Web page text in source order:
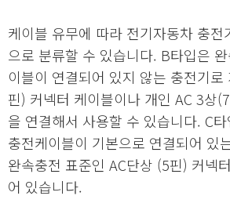
케이블 유무에 따라 전기자동차 충전
으로 분류할 수 있습니다. B타입은
이블이 연결되어 있지 않는 충전기로
핀) 커넥터 케이블이나 개인 AC 3상
을 연결해서 사용할 수 있습니다. C
충전케이블이 기본으로 연결되어 있
완속충전 표준인 AC단상 (5핀) 커넥
어 있습니다.